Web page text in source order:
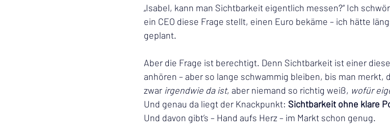
„Isabel, kann man Sichtbarkeit eigentlich messen?“ Ich
ein CEO diese Frage stellt, einen Euro bekäme – ich hätte
geplant.
Aber die Frage ist berechtigt. Denn Sichtbarkeit ist einer
anhören – aber so lange schwammig bleiben, bis man merkt,
zwar irgendwie da ist, aber niemand so richtig weiß, wofür
Und genau da liegt der Knackpunkt: Sichtbarkeit ohne klare
Und davon gibt’s – Hand aufs Herz – im Markt schon genug.